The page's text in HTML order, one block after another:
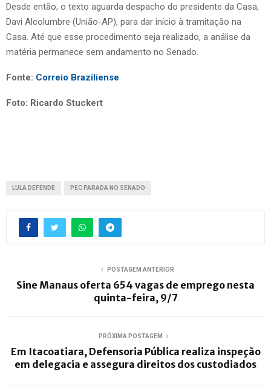
Desde então, o texto aguarda despacho do presidente da Casa,
Davi Alcolumbre (União-AP), para dar início à tramitação na
Casa. Até que esse procedimento seja realizado, a análise da
matéria permanece sem andamento no Senado.
Fonte: Correio Braziliense
Foto: Ricardo Stuckert
LULA DEFENDE PEC PARADA NO SENADO
POSTAGEM ANTERIOR
Sine Manaus oferta 654 vagas de emprego nesta
quinta-feira, 9/7
PRÓXIMA POSTAGEM
Em Itacoatiara, Defensoria Pública realiza inspeção
em delegacia e assegura direitos dos custodiados